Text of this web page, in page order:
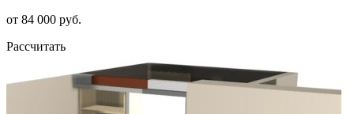
от 84 000 руб.
Рассчитать